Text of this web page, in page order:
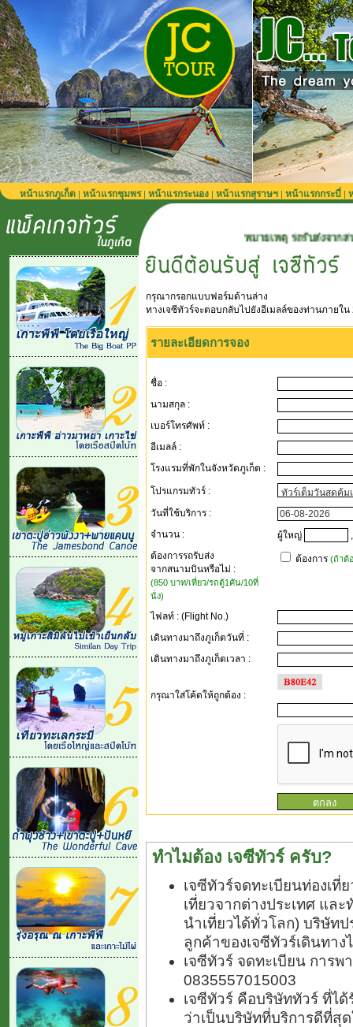
หน้าแรกภูเก็ต | หน้าแรกชุมพร| หน้าแรกระนอง | หน้าแรกสุราษฯ | หน้าแรกกระบี่ |
หมายเหตุ รถรับส่งจากสนามบินภูเก็ต
กรุณากรอกแบบฟอร์มด้านล่าง
ทางเจซีทัวร์จะตอบกลับไปยังอีเมลล์ของท่านภายใ
รายละเอียดการจอง
ชื่อ :
นามสกุล :
เบอร์โทรศัพท์ :
อีเมลล์ :
โรงแรมที่พักในจังหวัดภูเก็ต :
โปรแกรมทัวร์ :
วันที่ใช้บริการ :
จำนวน :
ผู้ใหญ่
ต้องการรถรับส่ง
จากสนามบินหรือไม่ :
(850 บาท/เที่ยว/รถตู้1คัน/10ที่
นั่ง)
ต้องการ (ถ้าต้
ไฟลท์ : (Flight No.)
เดินทางมาถึงภูเก็ตวันที่ :
เดินทางมาถึงภูเก็ตเวลา :
กรุณาใส่โค้ดให้ถูกต้อง :
ทำไมต้อง เจซีทัวร์ ครับ?
เจซีทัวร์จดทะเบียนท่องเที่
เที่ยวจากต่างประเทศ แล
นำเที่ยวได้ทั่วโลก) บริษัท
ลูกค้าของเจซีทัวร์เดินทาง
เจซีทัวร์ จดทะเบียน การ
0835557015003
เจซีทัวร์ คือบริษัททัวร์ ที่ไ
ว่าเป็นบริษัทที่บริการดีที่สุ